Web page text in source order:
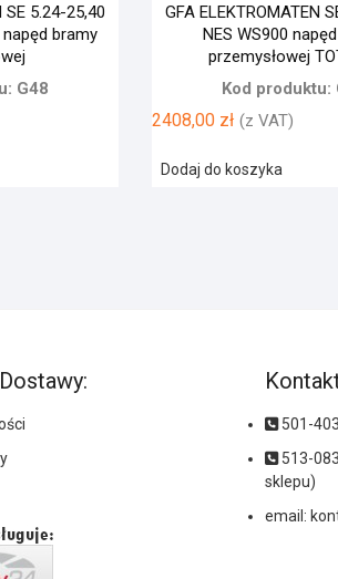
SE 5.24-25,40
bramy
G48
GFA ELEKTROMATEN
NES WS900
przemysłowej
Kod produktu:
2408,00 zł (z VAT)
Dodaj do koszyka
501-
513-
sklepu)
email: